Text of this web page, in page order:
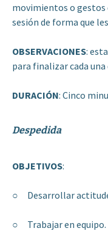
movimientos o gestos
sesión de forma que
OBSERVACIONES:
para finalizar cada una
DURACIÓN: Cinco
Despedida
OBJETIVOS:
○ Desarrollar
○ Trabajar en equipo.